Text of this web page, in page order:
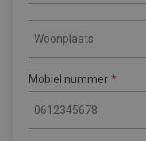
Mobiel nummer